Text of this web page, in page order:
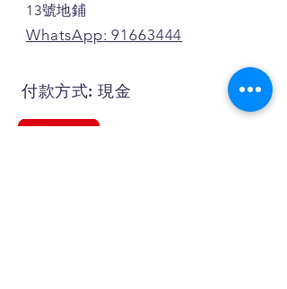
13號地鋪
WhatsApp: 91663444
付款方式: 現金